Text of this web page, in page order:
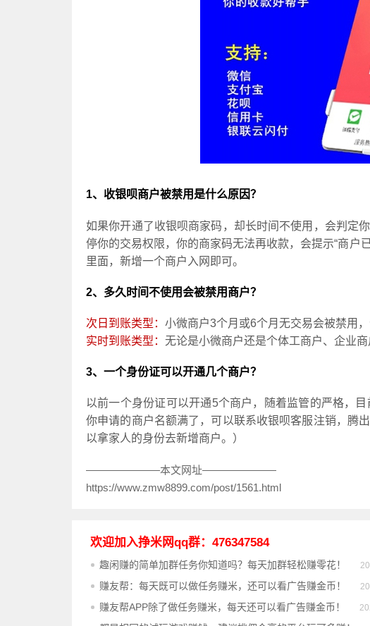
1、收银呗商户被禁用是什么原因？
如果你开通了收银呗商家码，却长时间不使用，会判定
停你的交易权限，你的商家码无法再收款，会提示“商户
里面，新增一个商户入网即可。
2、多久时间不使用会被禁用商户？
次日到账类型： 小微商户3个月或6个月无交易会被禁用
实时到账类型： 无论是小微商户还是个体工商户、企业
3、一个身份证可以开通几个商户？
以前一个身份证可以开通5个商户，随着监管的严格，
你申请的商户名额满了，可以联系收银呗客服注销，腾
以拿家人的身份去新增商户。）
———————本文网址———————
https://www.zmw8899.com/post/1561.html
欢迎加入挣米网qq群：476347584
趣闲赚的简单加群任务你知道吗？每天加群轻松赚零花！
赚友帮：每天既可以做任务赚米，还可以看广告赚金币！
赚友帮APP除了做任务赚米，每天还可以看广告赚金币！